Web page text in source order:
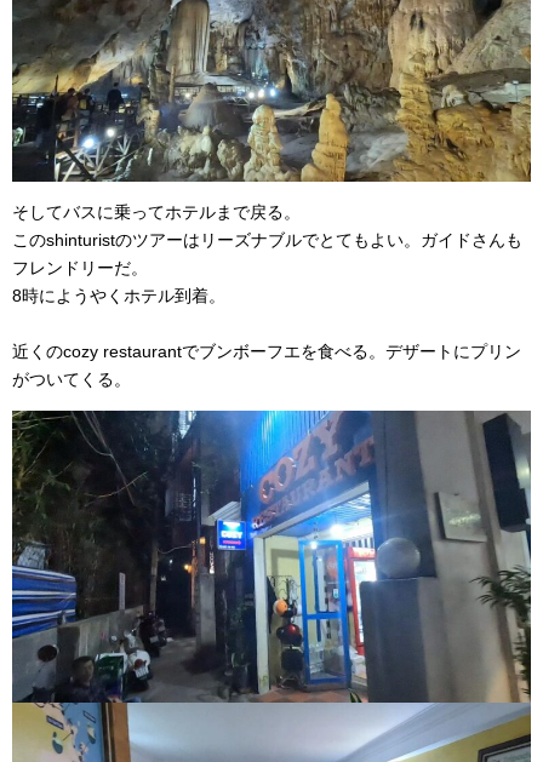
そしてバスに乗ってホテルまで戻る。
このshinturistのツアーはリーズナブルでとてもよい。ガイドさんも
フレンドリーだ。
8時にようやくホテル到着。
近くのcozy restaurantでブンボーフエを食べる。デザートにプリン
がついてくる。